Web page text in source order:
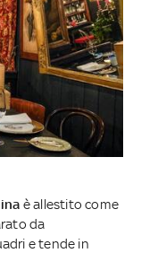
è allestito come
da
e tende in